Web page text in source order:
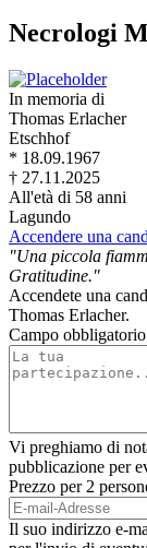
Necrologi
In memoria di
Thomas Erlacher
Etschhof
* 18.09.1967
† 27.11.2025
All'età di 58 anni
Lagundo
Accendere una
"Una piccola
Gratitudine."
Accendete una
Thomas Erlacher.
Campo obbligatorio
Vi preghiamo di
pubblicazione per
Prezzo per 2
Il suo indirizzo e-